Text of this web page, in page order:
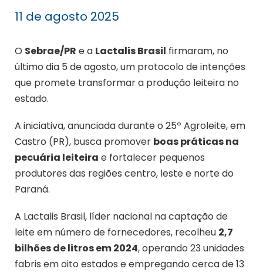
11 de agosto 2025
O Sebrae/PR e a Lactalis Brasil firmaram, no
último dia 5 de agosto, um protocolo de intenções
que promete transformar a produção leiteira no
estado.
A iniciativa, anunciada durante o 25º Agroleite, em
Castro (PR), busca promover boas práticas na
pecuária leiteira e fortalecer pequenos
produtores das regiões centro, leste e norte do
Paraná.
A Lactalis Brasil, líder nacional na captação de
leite em número de fornecedores, recolheu 2,7
bilhões de litros em 2024, operando 23 unidades
fabris em oito estados e empregando cerca de 13